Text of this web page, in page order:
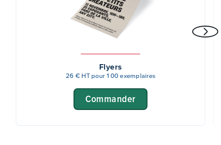
Flyers
26 € HT pour 100 exemplaires
Commander